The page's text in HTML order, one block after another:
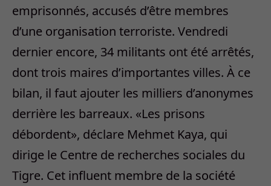
emprisonnés, accusés d’être membres
d’une organisation terroriste. Vendredi
dernier encore, 34 militants ont été arrêtés,
dont trois maires d’importantes villes. À ce
bilan, il faut ajouter les milliers d’anonymes
derrière les barreaux. «Les prisons
débordent», déclare Mehmet Kaya, qui
dirige le Centre de recherches sociales du
Tigre. Cet influent membre de la société